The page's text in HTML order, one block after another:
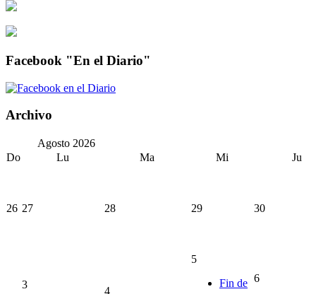
Facebook "En el Diario"
Archivo
Agosto 2026
Do
Lu Ma Mi Ju
26 27 28 29 30
3
4
5
Fin de 6